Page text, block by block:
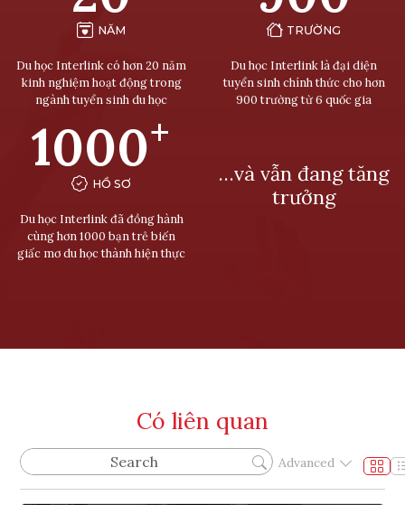
NĂM
Du học Interlink có hơn 20 năm
kinh nghiệm hoạt động trong
ngành tuyển sinh du học
TRƯỜNG
Du học Interlink là đại diện
tuyển sinh chính thức cho hơn
900 trường từ 6 quốc gia
1000+
HỒ SƠ
Du học Interlink đã đồng hành
cùng hơn 1000 bạn trẻ biến
giấc mơ du học thành hiện thực
…và vẫn đang tăng
trưởng
Có liên quan
Advanced